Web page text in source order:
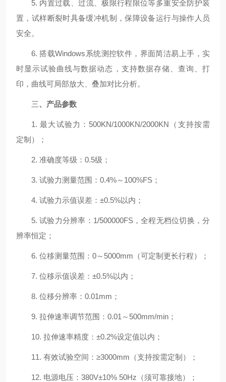
5. 内置过载、过流、极限行程限位等多重安全防护装
置，试样断裂时具备缓冲机制，保障设备运行与操作人员
安全。
6. 搭载Windows系统测控软件，界面简洁易上手，实
时显示试验曲线与数据动态，支持数据存储、查询、打
印，曲线可局部放大、叠加对比分析。
三、产品参数
1. 最大试验力：500KN/1000KN/2000KN（支持按需
定制）；
2. 准确度等级：0.5级；
3. 试验力测量范围：0.4%～100%FS；
4. 试验力示值误差：±0.5%以内；
5. 试验力分辨率：1/500000FS，全程无档位切换，分
辨率恒定；
6. 位移测量范围：0～5000mm（可定制更长行程）；
7. 位移示值误差：±0.5%以内；
8. 位移分辨率：0.01mm；
9. 拉伸速率调节范围：0.01～500mm/min；
10. 拉伸速率精度：±0.2%设定值以内；
11. 有效试验空间：≥3000mm（支持按需定制）；
12. 电源电压：380V±10% 50Hz（须可靠接地）；